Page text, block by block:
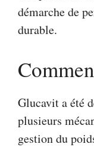
démarche de
durable.
Glucavit a été
plusieurs
gestion du